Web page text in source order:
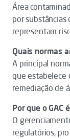
Área
por substâncias
representam
Quais normas
A principal
que estabelece
remediação de
Por que o GAC
O
regulatórios,